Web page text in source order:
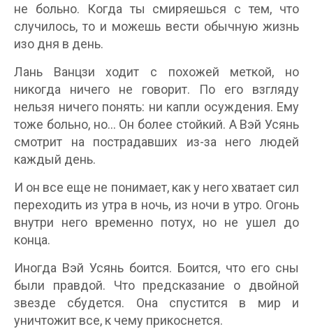
не больно. Когда ты смиряешься с тем, что
случилось, то и можешь вести обычную жизнь
изо дня в день.
Лань Ванцзи ходит с похожей меткой, но
никогда ничего не говорит. По его взгляду
нельзя ничего понять: ни капли осуждения. Ему
тоже больно, но… Он более стойкий. А Вэй Усянь
смотрит на пострадавших из-за него людей
каждый день.
И он все еще не понимает, как у него хватает сил
переходить из утра в ночь, из ночи в утро. Огонь
внутри него временно потух, но не ушел до
конца.
Иногда Вэй Усянь боится. Боится, что его сны
были правдой. Что предсказание о двойной
звезде сбудется. Она спустится в мир и
уничтожит все, к чему прикоснется.